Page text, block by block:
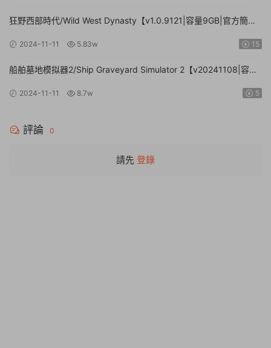
狂野西部時代/Wild West Dynasty【v1.0.9121|容量9GB|官方簡體
2024-11-11 5.83w 15
船舶墓地模拟器2/Ship Graveyard Simulator 2【v20241108|容量
2024-11-11 8.7w 5
評論 0
請先 登錄